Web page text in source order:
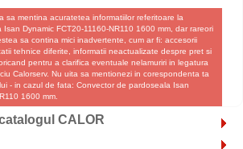
sa mentina acuratetea informatiilor referitoare la
Dynamic FCT20-11160-NR110 1600 mm, dar rareori
sa contina mici inadvertente, cum ar fi: accesorii
tehnice diferite, informatii neactualizate despre pret si
pentru a clarifica eventuale nelamuriri in legatura
Calorserv. Nu uita sa mentionezi in corespondenta ta
- in cazul de fata: Convector de pardoseala Isan
1600 mm.
CALOR